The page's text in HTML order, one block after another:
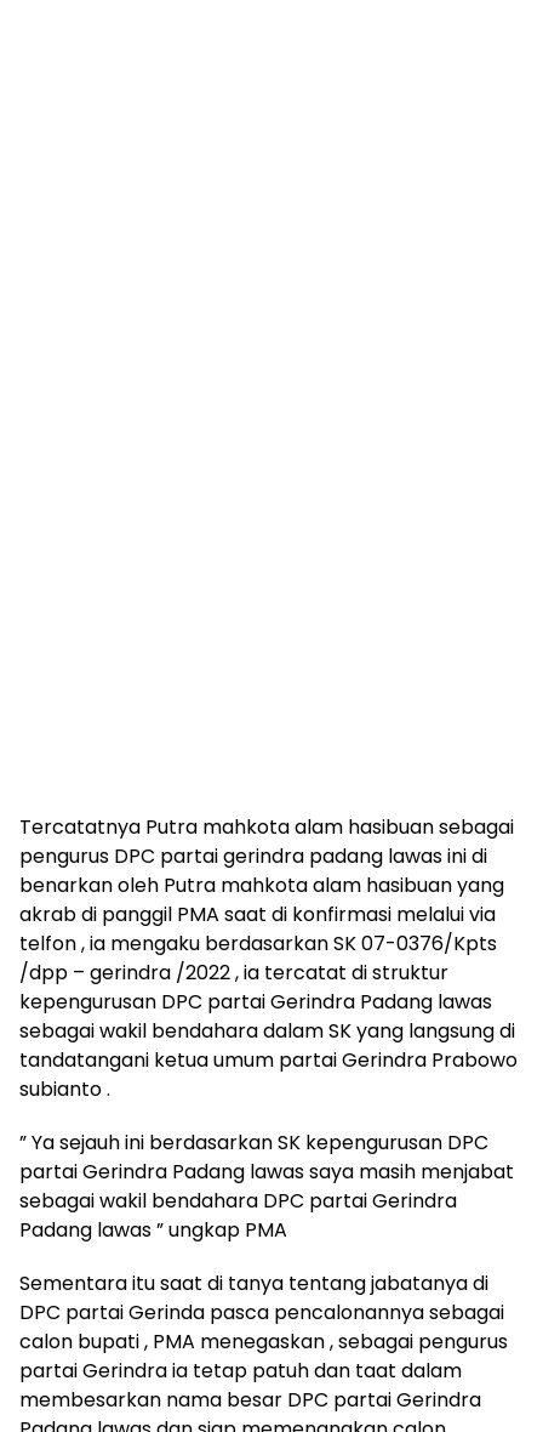
Tercatatnya Putra mahkota alam hasibuan sebagai
pengurus DPC partai gerindra padang lawas ini di
benarkan oleh Putra mahkota alam hasibuan yang
akrab di panggil PMA saat di konfirmasi melalui via
telfon , ia mengaku berdasarkan SK 07-0376/Kpts
/dpp – gerindra /2022 , ia tercatat di struktur
kepengurusan DPC partai Gerindra Padang lawas
sebagai wakil bendahara dalam SK yang langsung di
tandatangani ketua umum partai Gerindra Prabowo
subianto .
” Ya sejauh ini berdasarkan SK kepengurusan DPC
partai Gerindra Padang lawas saya masih menjabat
sebagai wakil bendahara DPC partai Gerindra
Padang lawas ” ungkap PMA
Sementara itu saat di tanya tentang jabatanya di
DPC partai Gerinda pasca pencalonannya sebagai
calon bupati , PMA menegaskan , sebagai pengurus
partai Gerindra ia tetap patuh dan taat dalam
membesarkan nama besar DPC partai Gerindra